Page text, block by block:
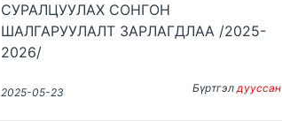
СУРАЛЦУУЛАХ СОНГОН
ШАЛГАРУУЛАЛТ ЗАРЛАГДЛАА /2025-
2026/
2025-05-23 Бүртгэлдууссан